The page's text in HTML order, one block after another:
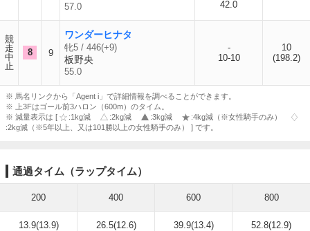
57.0 42.0
競
走
中
止
8 9
ワンダーヒナタ
牝5 / 446(+9)
板野央
55.0
-
10-10
10
(198.2)
※ 馬名リンクから「Agent i」で詳細情報を調べることができます。
※ 上3Fはゴール前3ハロン（600m）のタイム。
※ 減量表示は [
:1kg減 :2kg減 :3kg減
:4kg減（※女性騎手のみ）
:2kg減（※5年以上、又は101勝以上の女性騎手のみ） ] です。
通過タイム（ラップタイム）
200 400 600 800
13.9(13.9) 26.5(12.6) 39.9(13.4) 52.8(12.9)